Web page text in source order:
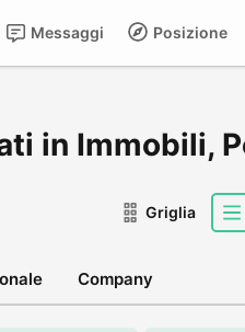
Posizione
Messaggi
in Immobili,
Griglia
Company